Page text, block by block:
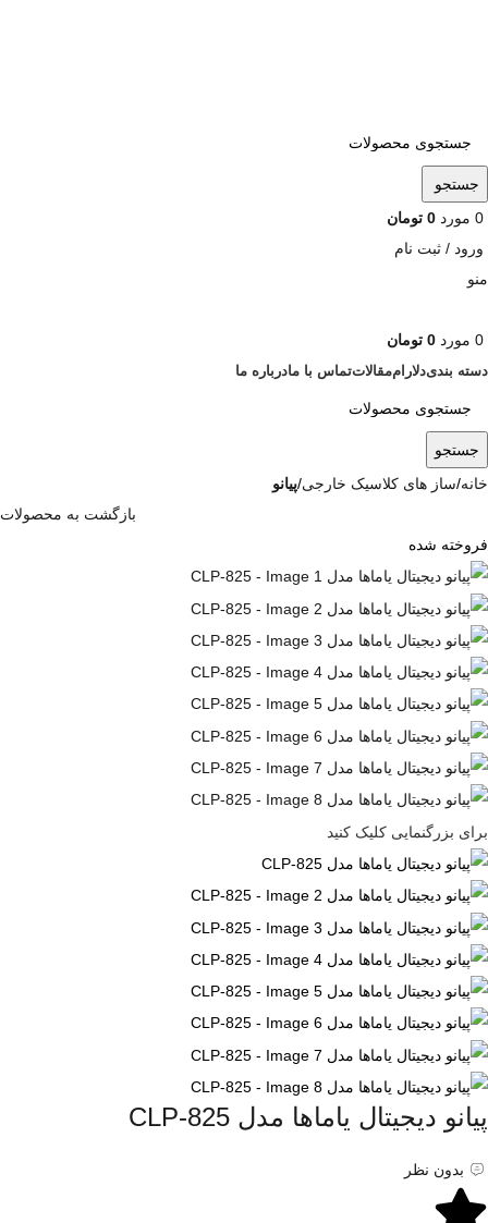
جستجو
0 مورد 0 تومان
ورود / ثبت نام
منو
0 مورد 0 تومان
دسته بندیدلاراممقالاتتماس با مادرباره ما
جستجو
خانه ساز های کلاسیک خارجی پیانو
بازگشت به محصولات
فروخته شده
برای بزرگنمایی کلیک کنید
پیانو دیجیتال یاماها مدل CLP-825
بدون نظر